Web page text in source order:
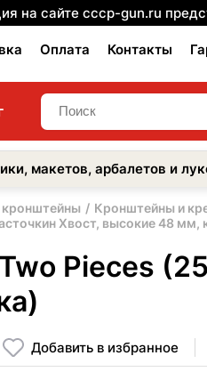
на сайте cccp-gun.ru
Оплата Контакты
макетов, арбалетов и
кронштейны
Кронштейны и
Хвост, высокие 48 мм,
Pieces
Добавить в избранное